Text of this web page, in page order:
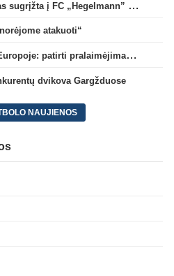
Kristupas–Algirdas Padegimas sugrįžta į FC „Hegelmann” B sudėtį
atakuoti“
Lietuvos klubų pasirodymai Europoje: patirti pralaimėjimai Kroatijos atstovams
dvikova Gargžduose
NAUJIENOS